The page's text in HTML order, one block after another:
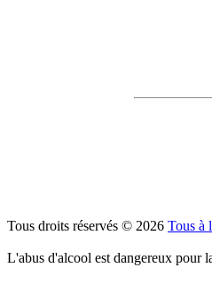
Tous droits réservés © 2026 Tous à
L'abus d'alcool est dangereux pour